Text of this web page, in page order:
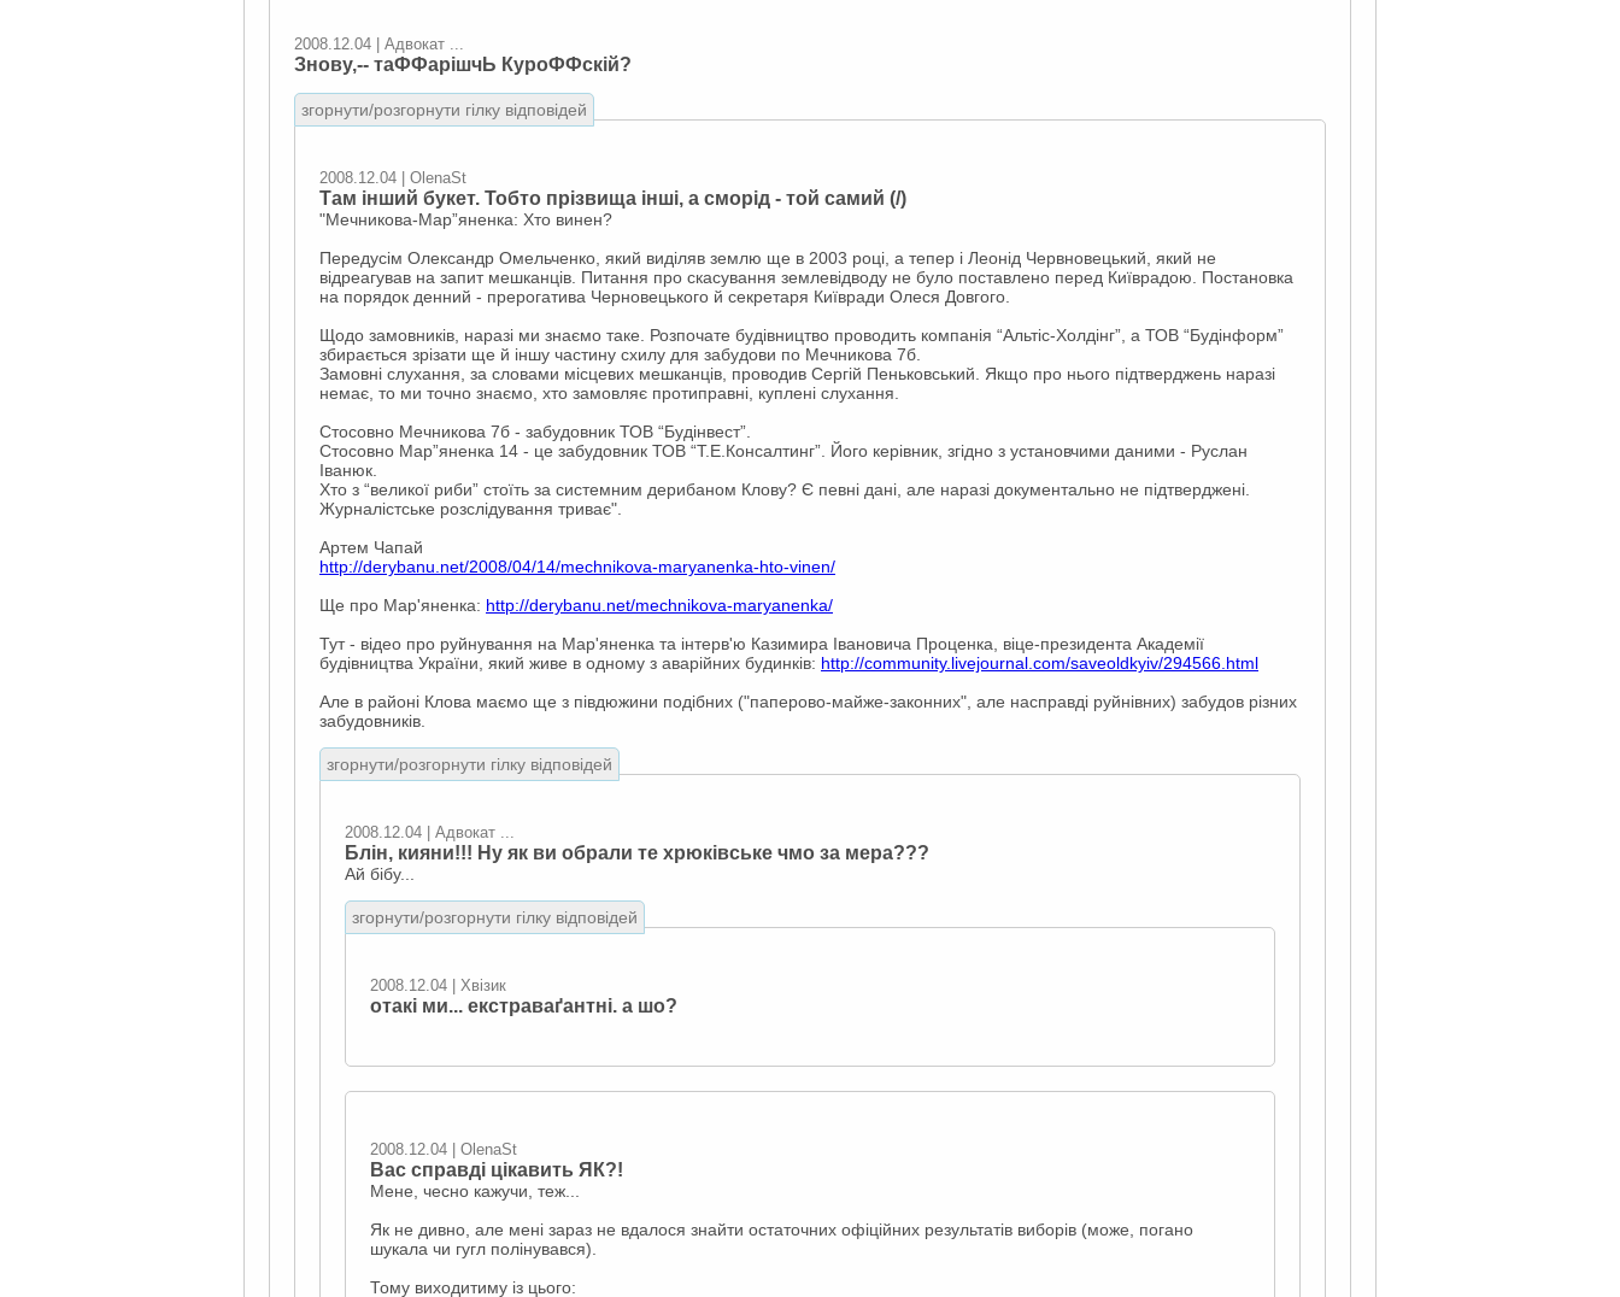
2008.12.04 | Адвокат ...
Знову,-- таФФарішчЬ КуроФФскій?
згорнути/розгорнути гілку відповідей
2008.12.04 | OlenaSt
Там інший букет. Тобто прізвища інші, а сморід - той самий (/)
"Мечникова-Мар”яненка: Хто винен?
Передусім Олександр Омельченко, який виділяв землю ще в 2003 році, а тепер і Леонід Червновецький, який не
відреагував на запит мешканців. Питання про скасування землевідводу не було поставлено перед Київрадою. Постановка
на порядок денний - прерогатива Черновецького й секретаря Київради Олеся Довгого.
Щодо замовників, наразі ми знаємо таке. Розпочате будівництво проводить компанія “Альтіс-Холдінг”, а ТОВ “Будінформ”
збирається зрізати ще й іншу частину схилу для забудови по Мечникова 7б.
Замовні слухання, за словами місцевих мешканців, проводив Сергій Пеньковський. Якщо про нього підтверджень наразі
немає, то ми точно знаємо, хто замовляє протиправні, куплені слухання.
Стосовно Мечникова 7б - забудовник ТОВ “Будінвест”.
Стосовно Мар”яненка 14 - це забудовник ТОВ “Т.Е.Консалтинг”. Його керівник, згідно з установчими даними - Руслан
Іванюк.
Хто з “великої риби” стоїть за системним дерибаном Клову? Є певні дані, але наразі документально не підтверджені.
Журналістське розслідування триває".
Артем Чапай
http://derybanu.net/2008/04/14/mechnikova-maryanenka-hto-vinen/
Ще про Мар'яненка: http://derybanu.net/mechnikova-maryanenka/
Тут - відео про руйнування на Мар'яненка та інтерв'ю Казимира Івановича Проценка, віце-президента Академії
будівництва України, який живе в одному з аварійних будинків: http://community.livejournal.com/saveoldkyiv/294566.html
Але в районі Клова маємо ще з півдюжини подібних ("паперово-майже-законних", але насправді руйнівних) забудов різних
забудовників.
згорнути/розгорнути гілку відповідей
2008.12.04 | Адвокат ...
Блін, кияни!!! Ну як ви обрали те хрюківське чмо за мера???
Ай бібу...
згорнути/розгорнути гілку відповідей
2008.12.04 | Хвізик
отакі ми... екстраваґантні. а шо?
2008.12.04 | OlenaSt
Вас справді цікавить ЯК?!
Мене, чесно кажучи, теж...
Як не дивно, але мені зараз не вдалося знайти остаточних офіційних результатів виборів (може, погано
шукала чи гугл полінувався).
Тому виходитиму із цього: